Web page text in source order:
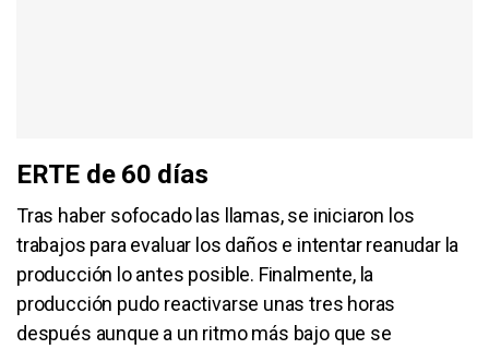
ERTE de 60 días
Tras haber sofocado las llamas, se iniciaron los
trabajos para evaluar los daños e intentar reanudar la
producción lo antes posible. Finalmente, la
producción pudo reactivarse unas tres horas
después aunque a un ritmo más bajo que se